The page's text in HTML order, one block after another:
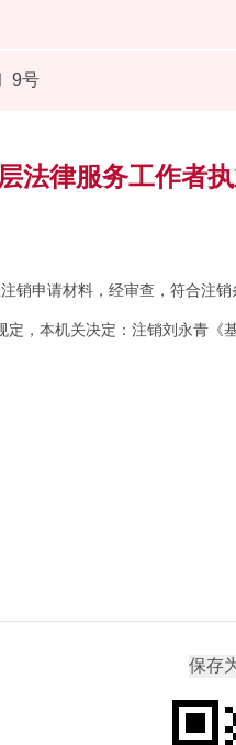
9号
法律服务工作者
销申请材料，经审查，符合注
定，本机关决定：注销刘永青《